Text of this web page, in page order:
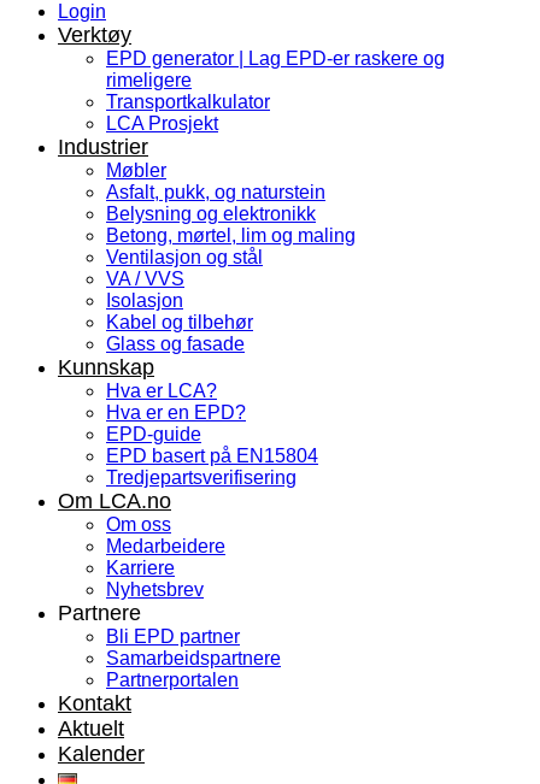
Login
Verktøy
EPD generator | Lag EPD-er raskere og
rimeligere
Transportkalkulator
LCA Prosjekt
Industrier
Møbler
Asfalt, pukk, og naturstein
Belysning og elektronikk
Betong, mørtel, lim og maling
Ventilasjon og stål
VA / VVS
Isolasjon
Kabel og tilbehør
Glass og fasade
Kunnskap
Hva er LCA?
Hva er en EPD?
EPD-guide
EPD basert på EN15804
Tredjepartsverifisering
Om LCA.no
Om oss
Medarbeidere
Karriere
Nyhetsbrev
Partnere
Bli EPD partner
Samarbeidspartnere
Partnerportalen
Kontakt
Aktuelt
Kalender